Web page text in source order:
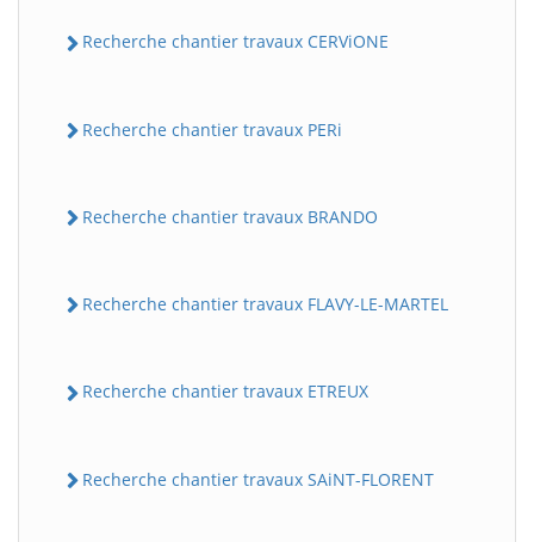
Recherche chantier travaux CERViONE
Recherche chantier travaux PERi
Recherche chantier travaux BRANDO
Recherche chantier travaux FLAVY-LE-MARTEL
Recherche chantier travaux ETREUX
Recherche chantier travaux SAiNT-FLORENT